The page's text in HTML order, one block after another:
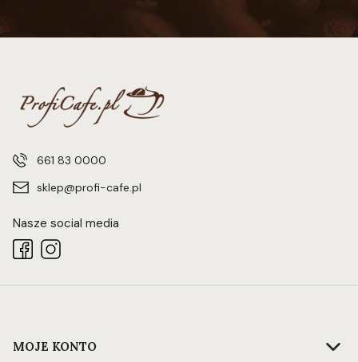
661 83 0000
sklep@profi-cafe.pl
Nasze social media
Linki w stopce
MOJE KONTO